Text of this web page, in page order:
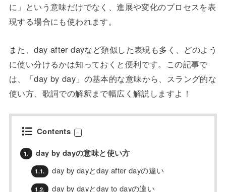
に」という意味だけでなく、進展や変化のプロセスを表
現する場合にも使われます。
また、day after dayなど類似した表現も多く、どのよう
に使い分けるかは知っておくと便利です。この記事で
は、「day by day」の基本的な意味から、スラング的な
使い方、歌詞での解釈まで幅広く解説しますよ！
Contents
1. day by dayの意味と使い方
1.1. day by dayとday after dayの違い
1.2. day by dayとday to dayの違い